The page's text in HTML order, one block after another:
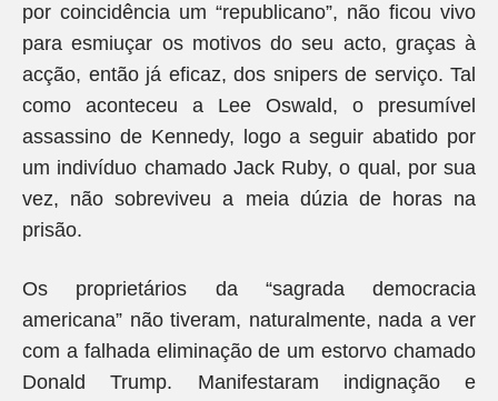
por coincidência um “republicano”, não ficou vivo
para esmiuçar os motivos do seu acto, graças à
acção, então já eficaz, dos snipers de serviço. Tal
como aconteceu a Lee Oswald, o presumível
assassino de Kennedy, logo a seguir abatido por
um indivíduo chamado Jack Ruby, o qual, por sua
vez, não sobreviveu a meia dúzia de horas na
prisão.
Os proprietários da “sagrada democracia
americana” não tiveram, naturalmente, nada a ver
com a falhada eliminação de um estorvo chamado
Donald Trump. Manifestaram indignação e